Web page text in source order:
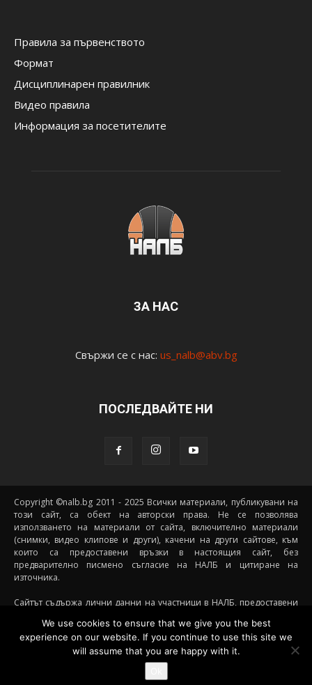
Правила за първенството
Формат
Дисциплинарен правилник
Видео правила
Информация за посетителите
ЗА НАС
Свържи се с нас: us_nalb@abv.bg
ПОСЛЕДВАЙТЕ НИ
Copyright ©nalb.bg 2011 - 2025 Всички материали, публикувани на
този сайт, са обект на авторски права. Не се позволява
използването на материали от сайта, включително материали
(снимки, видео клипове и други), качени на други сайтове, към
които са предоставени връзки в настоящия сайт, без
предварително писмено съгласие на НАЛБ и цитиране на
източника.
Сайтът съдържа лични данни на участници в НАЛБ, предоставени
случай че става дума за непълнолетни участници) посредством
подписани декларации за участие, съгласявайки се данните им да
бъдат съхранявани и обработвани от НАЛБ. При желание от
страна на участник данните му да бъдат премахнати от сайта е
необходимо да се свърже с НАЛБ на посочения имейл за контакти.
We use cookies to ensure that we give you the best
experience on our website. If you continue to use this site we
will assume that you are happy with it.